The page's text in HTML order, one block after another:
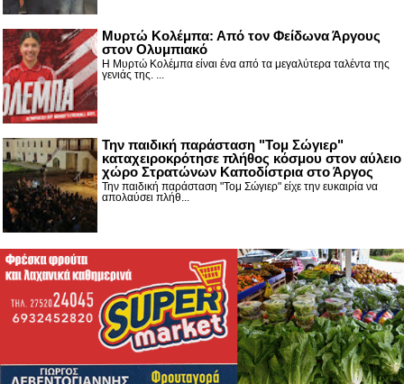
Μυρτώ Κολέμπα: Από τον Φείδωνα Άργους
στον Ολυμπιακό
Η Μυρτώ Κολέμπα είναι ένα από τα μεγαλύτερα ταλέντα της
γενιάς της. ...
Την παιδική παράσταση "Τομ Σώγιερ"
καταχειροκρότησε πλήθος κόσμου στον αύλειο
χώρο Στρατώνων Καποδίστρια στο Άργος
Την παιδική παράσταση "Τομ Σώγιερ" είχε την ευκαιρία να
απολαύσει πλήθ...